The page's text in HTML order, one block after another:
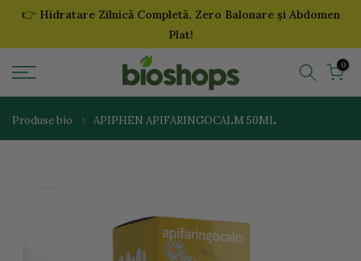
Sari
👉 Hidratare Zilnică Completă, Zero Balonare și Abdomen
Plat!
0
Produse bio APIPHEN APIFARINGOCALM 50ML